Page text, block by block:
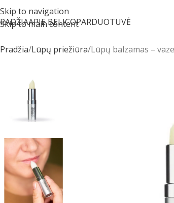
Skip to navigation
Skip to main content
APIE BELICOPARDUOTUVĖ
Pradžia Lūpų priežiūra Lūpų balzamas –